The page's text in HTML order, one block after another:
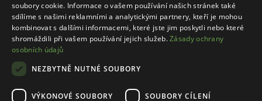
Rady
soubory cookie. Informace o vašem používání našich stránek také
sdílíme s našimi reklamními a analytickými partnery, kteří je mohou
kombinovat s dalšími informacemi, které jste jim poskytli nebo které
shromáždili při vašem používání jejich služeb.Zásady ochrany
osobních údajů
NEZBYTNĚ NUTNÉ SOUBORY
VÝKONOVÉ SOUBORY SOUBORY CÍLENÍ